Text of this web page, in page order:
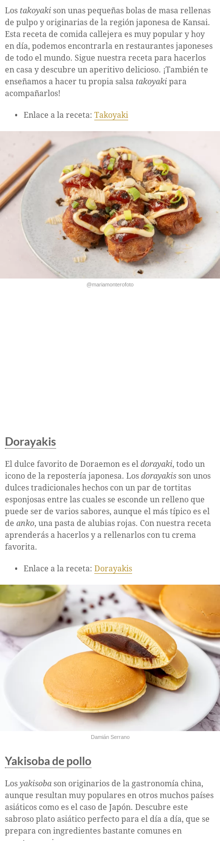
Los takoyaki son unas pequeñas bolas de masa rellenas
de pulpo y originarias de la región japonesa de Kansai.
Esta receta de comida callejera es muy popular y hoy
en día, podemos encontrarla en restaurantes japoneses
de todo el mundo. Sigue nuestra receta para hacerlos
en casa y descubre un aperitivo delicioso. ¡También te
enseñamos a hacer tu propia salsa takoyaki para
acompañarlos!
Enlace a la receta: Takoyaki
@mariamonterofoto
Dorayakis
El dulce favorito de Doraemon es el dorayaki, todo un
icono de la repostería japonesa. Los dorayakis son unos
dulces tradicionales hechos con un par de tortitas
esponjosas entre las cuales se esconde un relleno que
puede ser de varios sabores, aunque el más típico es el
de anko, una pasta de alubias rojas. Con nuestra receta
aprenderás a hacerlos y a rellenarlos con tu crema
favorita.
Enlace a la receta: Dorayakis
Damián Serrano
Yakisoba de pollo
Los yakisoba son originarios de la gastronomía china,
aunque resultan muy populares en otros muchos países
asiáticos como es el caso de Japón. Descubre este
sabroso plato asiático perfecto para el día a día, que se
prepara con ingredientes bastante comunes en